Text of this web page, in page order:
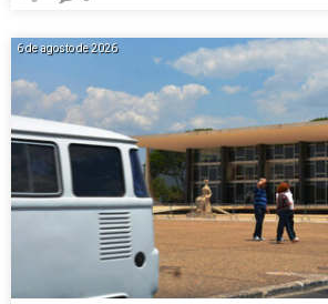
6 de agosto de 2026